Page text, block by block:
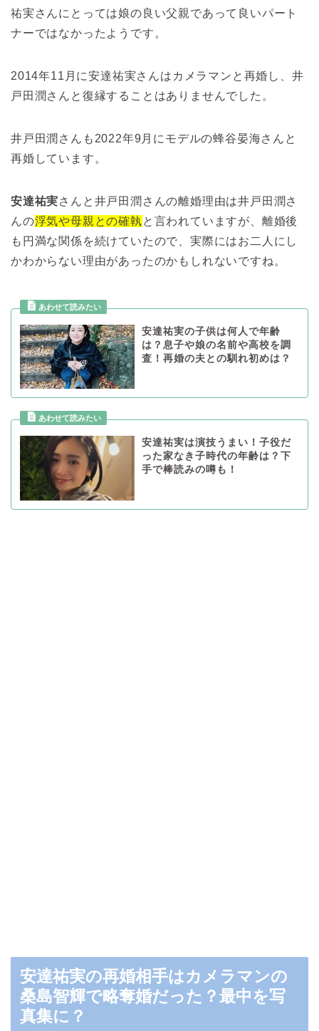
祐実さんにとっては娘の良い父親であって良いパート
ナーではなかったようです。
2014年11月に安達祐実さんはカメラマンと再婚し、井
戸田潤さんと復縁することはありませんでした。
井戸田潤さんも2022年9月にモデルの蜂谷晏海さんと
再婚しています。
安達祐実さんと井戸田潤さんの離婚理由は井戸田潤さ
んの浮気や母親との確執と言われていますが、離婚後
も円満な関係を続けていたので、実際にはお二人にし
かわからない理由があったのかもしれないですね。
安達祐実の子供は何人で年齢
は？息子や娘の名前や高校を調
査！再婚の夫との馴れ初めは？
安達祐実は演技うまい！子役だ
った家なき子時代の年齢は？下
手で棒読みの噂も！
安達祐実の再婚相手はカメラマンの
桑島智輝で略奪婚だった？最中を写
真集に？